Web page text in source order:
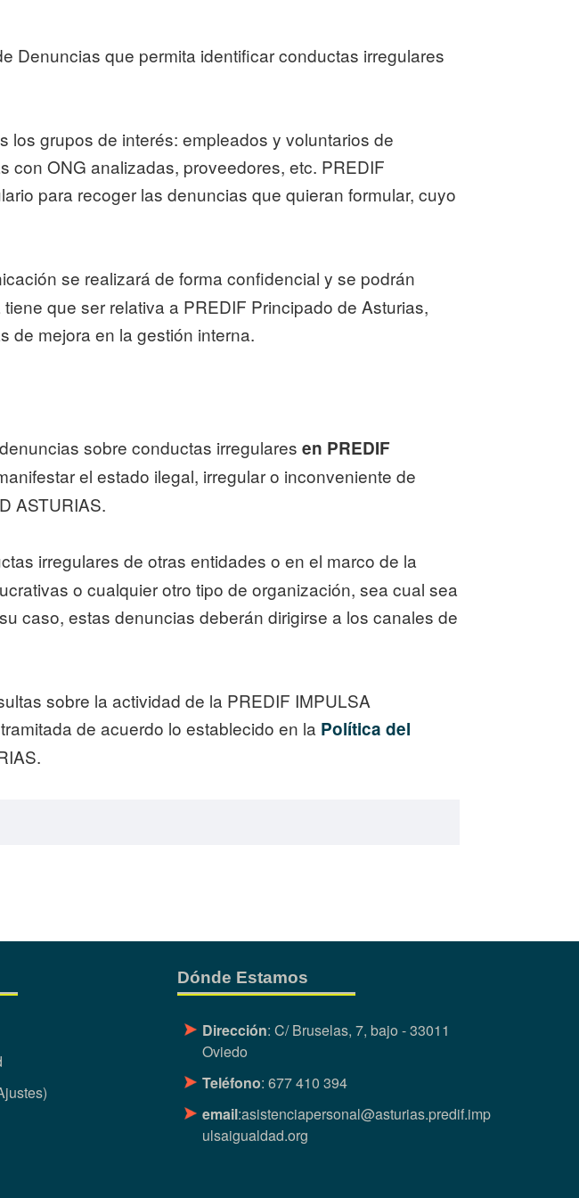
Denuncias que permita identificar conductas irregulares
grupos de interés: empleados y voluntarios de
con ONG analizadas, proveedores, etc. PREDIF
para recoger las denuncias que quieran formular, cuyo
se realizará de forma confidencial y se podrán
que ser relativa a PREDIF Principado de Asturias,
de mejora en la gestión interna.
sobre conductas irregularesen PREDIF
el estado ilegal, irregular o inconveniente de
ASTURIAS.
irregulares de otras entidades o en el marco de la
o cualquier otro tipo de organización, sea cual sea
caso, estas denuncias deberán dirigirse a los canales de
sobre la actividad de la PREDIF IMPULSA
de acuerdo lo establecido en la Política del
Dónde Estamos
Dirección: C/ Bruselas, 7, bajo - 33011
Oviedo
Teléfono: 677 410 394
email:asistenciapersonal@asturias.predif.imp
ulsaigualdad.org